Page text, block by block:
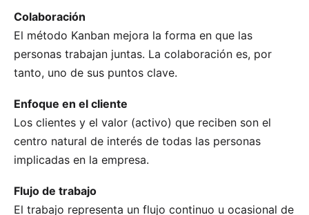
Colaboración
El método Kanban mejora la forma en que las
personas trabajan juntas. La colaboración es, por
tanto, uno de sus puntos clave.
Enfoque en el cliente
Los clientes y el valor (activo) que reciben son el
centro natural de interés de todas las personas
implicadas en la empresa.
Flujo de trabajo
El trabajo representa un flujo continuo u ocasional de